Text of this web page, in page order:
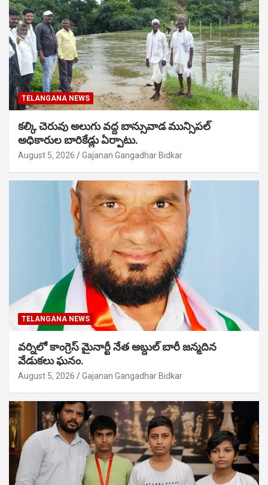
TELANGANA NEWS
కల్కి చెరువు అలుగు వద్ద బాన్సువాడ మున్సిపల్
అధికారుల బారికేడ్లు ఏర్పాటు.
August 5, 2026 Gajanan Gangadhar Bidkar
TELANGANA NEWS
వర్నిలో కాంగ్రెస్ మైనార్టీ నేత అబ్దుల్ బారీ జన్మదిన
వేడుకలు ఘనం.
August 5, 2026 Gajanan Gangadhar Bidkar